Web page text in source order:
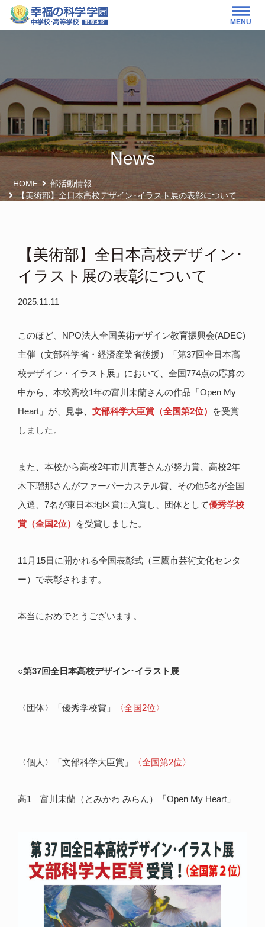
MENU
News
HOME
部活動情報
【美術部】全日本高校デザイン･イラスト展の表彰について
【美術部】全日本高校デザイン･
イラスト展の表彰について
2025.11.11
このほど、NPO法人全国美術デザイン教育振興会(ADEC)
主催（文部科学省・経済産業省後援）「第37回全日本高
校デザイン・イラスト展」において、全国774点の応募の
中から、本校高校1年の富川未蘭さんの作品「Open My
Heart」が、見事、 文部科学大臣賞（全国第2位）
を受賞
しました。
また、本校から高校2年市川真菩さんが努力賞、高校2年
木下瑠那さんがファーバーカステル賞、その他5名が全国
入選、7名が東日本地区賞に入賞し、団体として優秀学校
賞（全国2位）
を受賞しました。
11月15日に開かれる全国表彰式（三鷹市芸術文化センタ
ー）で表彰されます。
本当におめでとうございます。
○第37回全日本高校デザイン･イラスト展
〈団体〉「優秀学校賞」 〈全国2位〉
〈個人〉「文部科学大臣賞」 〈全国第2位〉
高1 富川未蘭（とみかわ みらん）「Open My Heart」